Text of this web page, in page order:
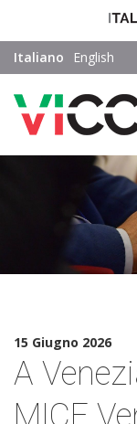
Italiano English
15 Giugno 2026
A
MICE